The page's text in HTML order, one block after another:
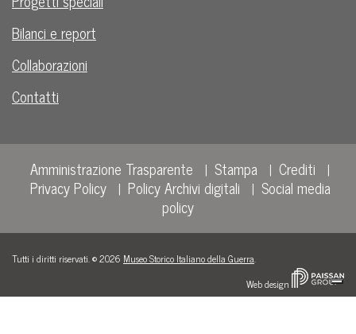
Bilanci e report
Collaborazioni
Contatti
Amministrazione Trasparente Stampa
Crediti
Privacy Policy
Policy Archivi digitali
Social media
policy
Tutti i diritti riservati. © 2026 Museo Storico Italiano della Guerra.
Web design